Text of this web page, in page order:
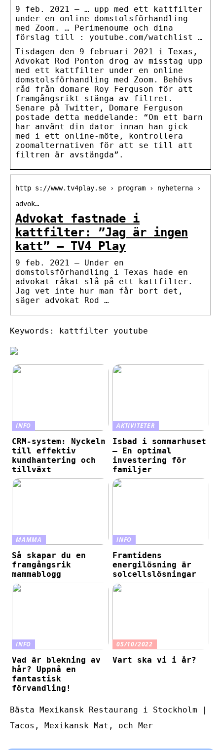
9 feb. 2021 — … upp med ett kattfilter
under en online domstolsförhandling
med Zoom. … Perimenoume och dina
förslag till : youtube.com/watchlist …
Tisdagen den 9 februari 2021 i Texas,
Advokat Rod Ponton drog av misstag upp
med ett kattfilter under en online
domstolsförhandling med Zoom. Behövs
råd från domare Roy Ferguson för att
framgångsrikt stänga av filtret.
Senare på Twitter, Domare Ferguson
postade detta meddelande: “Om ett barn
har använt din dator innan han gick
med i ett online-möte, kontrollera
zoomalternativen för att se till att
filtren är avstängda”.
http s://www.tv4play.se › program › nyheterna ›
advok…
Advokat fastnade i
kattfilter: ”Jag är ingen
katt” – TV4 Play
9 feb. 2021 — Under en
domstolsförhandling i Texas hade en
advokat råkat slå på ett kattfilter.
Jag vet inte hur man får bort det,
säger advokat Rod …
Keywords: kattfilter youtube
INFO
CRM-system: Nyckeln
till effektiv
kundhantering och
tillväxt
AKTIVITETER
Isbad i sommarhuset
– En optimal
investering för
familjer
MAMMA
Så skapar du en
framgångsrik
mammablogg
INFO
Framtidens
energilösning är
solcellslösningar
INFO
Vad är blekning av
hår? Uppnå en
fantastisk
förvandling!
05/10/2022
Vart ska vi i år?
Bästa Mexikansk Restaurang i Stockholm |
Tacos, Mexikansk Mat, och Mer